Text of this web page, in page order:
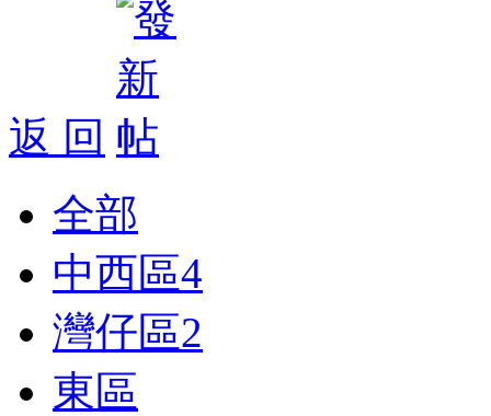
返 回
全部
中西區4
灣仔區2
東區